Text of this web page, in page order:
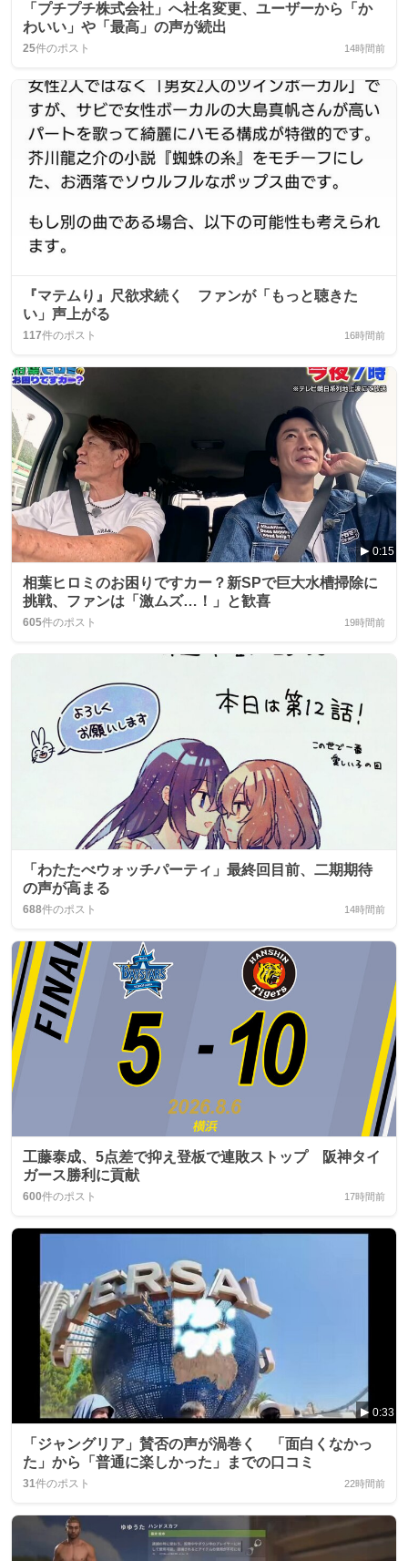
「プチプチ株式会社」へ社名変更、ユーザーから「か
わいい」や「最高」の声が続出
25件のポスト 14時間前
『マテムり』尺欲求続く ファンが「もっと聴きた
い」声上がる
117件のポスト 16時間前
0:15
相葉ヒロミのお困りですカー？新SPで巨大水槽掃除に
挑戦、ファンは「激ムズ…！」と歓喜
605件のポスト 19時間前
「わたたべウォッチパーティ」最終回目前、二期期待
の声が高まる
688件のポスト 14時間前
工藤泰成、5点差で抑え登板で連敗ストップ 阪神タイ
ガース勝利に貢献
600件のポスト 17時間前
0:33
「ジャングリア」賛否の声が渦巻く 「面白くなかっ
た」から「普通に楽しかった」までの口コミ
31件のポスト 22時間前